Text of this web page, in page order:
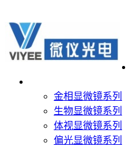
金相显微镜系列
生物显微镜系列
体视显微镜系列
偏光显微镜系列